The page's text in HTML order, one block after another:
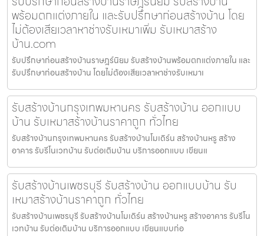
พร้อมตกแต่งภายใน และรับปรึกษาก่อนสร้างบ้าน โดย
ไม่ต้องเสียเวลาหาช่างรับเหมาเพิ่ม รับเหมาสร้าง
บ้าน.com
รับปรึกษาก่อนสร้างบ้านราษฎร์นิยม รับสร้างบ้านพร้อมตกแต่งภายใน และ
รับปรึกษาก่อนสร้างบ้าน โดยไม่ต้องเสียเวลาหาช่างรับเหมาเ
รับสร้างบ้านกรุงเทพมหานคร รับสร้างบ้าน ออกแบบ
บ้าน รับเหมาสร้างบ้านราคาถูก ทั่วไทย
รับสร้างบ้านกรุงเทพมหานคร รับสร้างบ้านโมเดิร์น สร้างบ้านหรู สร้าง
อาคาร รับรีโนเวทบ้าน รับต่อเติมบ้าน บริการออกแบบ เขียนแ
รับสร้างบ้านเพชรบุรี รับสร้างบ้าน ออกแบบบ้าน รับ
เหมาสร้างบ้านราคาถูก ทั่วไทย
รับสร้างบ้านเพชรบุรี รับสร้างบ้านโมเดิร์น สร้างบ้านหรู สร้างอาคาร รับรีโน
เวทบ้าน รับต่อเติมบ้าน บริการออกแบบ เขียนแบบก่อ